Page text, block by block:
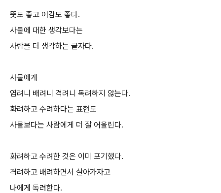
뜻도 좋고 어감도 좋다.
사물에 대한 생각보다는
사람을 더 생각하는 글자다.
사물에게
염려니 배려니 격려니 독려하지 않는다.
화려하고 수려하다는 표현도
사물보다는 사람에게 더 잘 어울린다.
화려하고 수려한 것은 이미 포기했다.
격려하고 배려하면서 살아가자고
나에게 독려한다.